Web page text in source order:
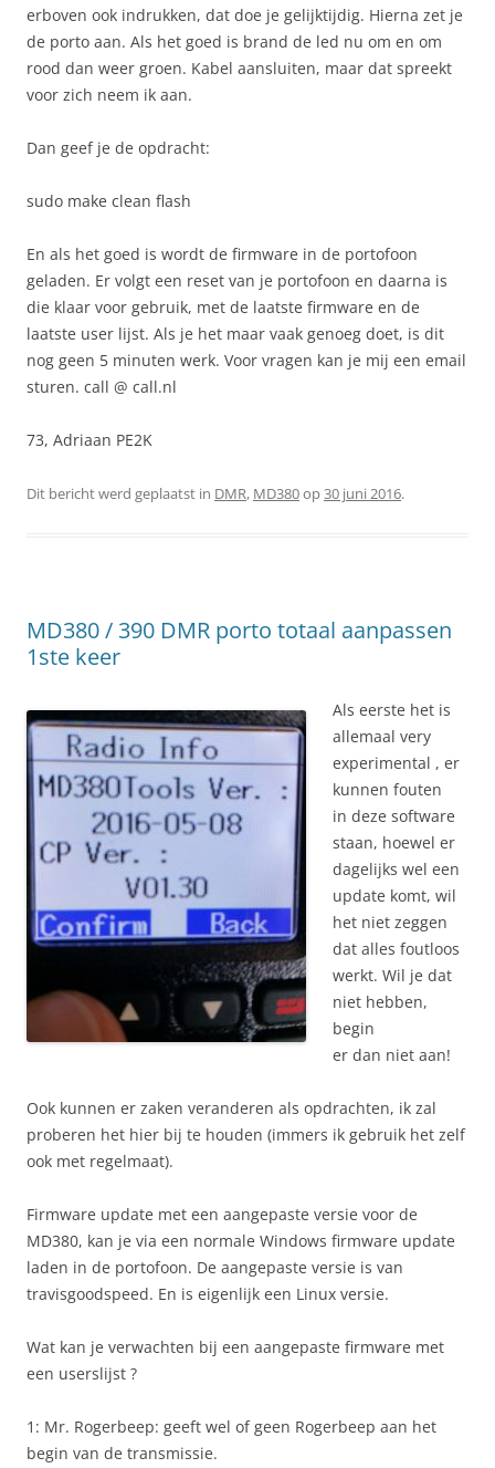
erboven ook indrukken, dat doe je gelijktijdig. Hierna zet je
de porto aan. Als het goed is brand de led nu om en om
rood dan weer groen. Kabel aansluiten, maar dat spreekt
voor zich neem ik aan.
Dan geef je de opdracht:
sudo make clean flash
En als het goed is wordt de firmware in de portofoon
geladen. Er volgt een reset van je portofoon en daarna is
die klaar voor gebruik, met de laatste firmware en de
laatste user lijst. Als je het maar vaak genoeg doet, is dit
nog geen 5 minuten werk. Voor vragen kan je mij een email
sturen. call @ call.nl
73, Adriaan PE2K
Dit bericht werd geplaatst in DMR, MD380op30 juni 2016.
MD380 / 390 DMR porto totaal aanpassen
1ste keer
Als eerste het is
allemaal very
experimental , er
kunnen fouten
in deze software
staan, hoewel er
dagelijks wel een
update komt, wil
het niet zeggen
dat alles foutloos
werkt. Wil je dat
niet hebben,
begin
er dan niet aan!
Ook kunnen er zaken veranderen als opdrachten, ik zal
proberen het hier bij te houden (immers ik gebruik het zelf
ook met regelmaat).
Firmware update met een aangepaste versie voor de
MD380, kan je via een normale Windows firmware update
laden in de portofoon. De aangepaste versie is van
travisgoodspeed. En is eigenlijk een Linux versie.
Wat kan je verwachten bij een aangepaste firmware met
een userslijst ?
1: Mr. Rogerbeep: geeft wel of geen Rogerbeep aan het
begin van de transmissie.